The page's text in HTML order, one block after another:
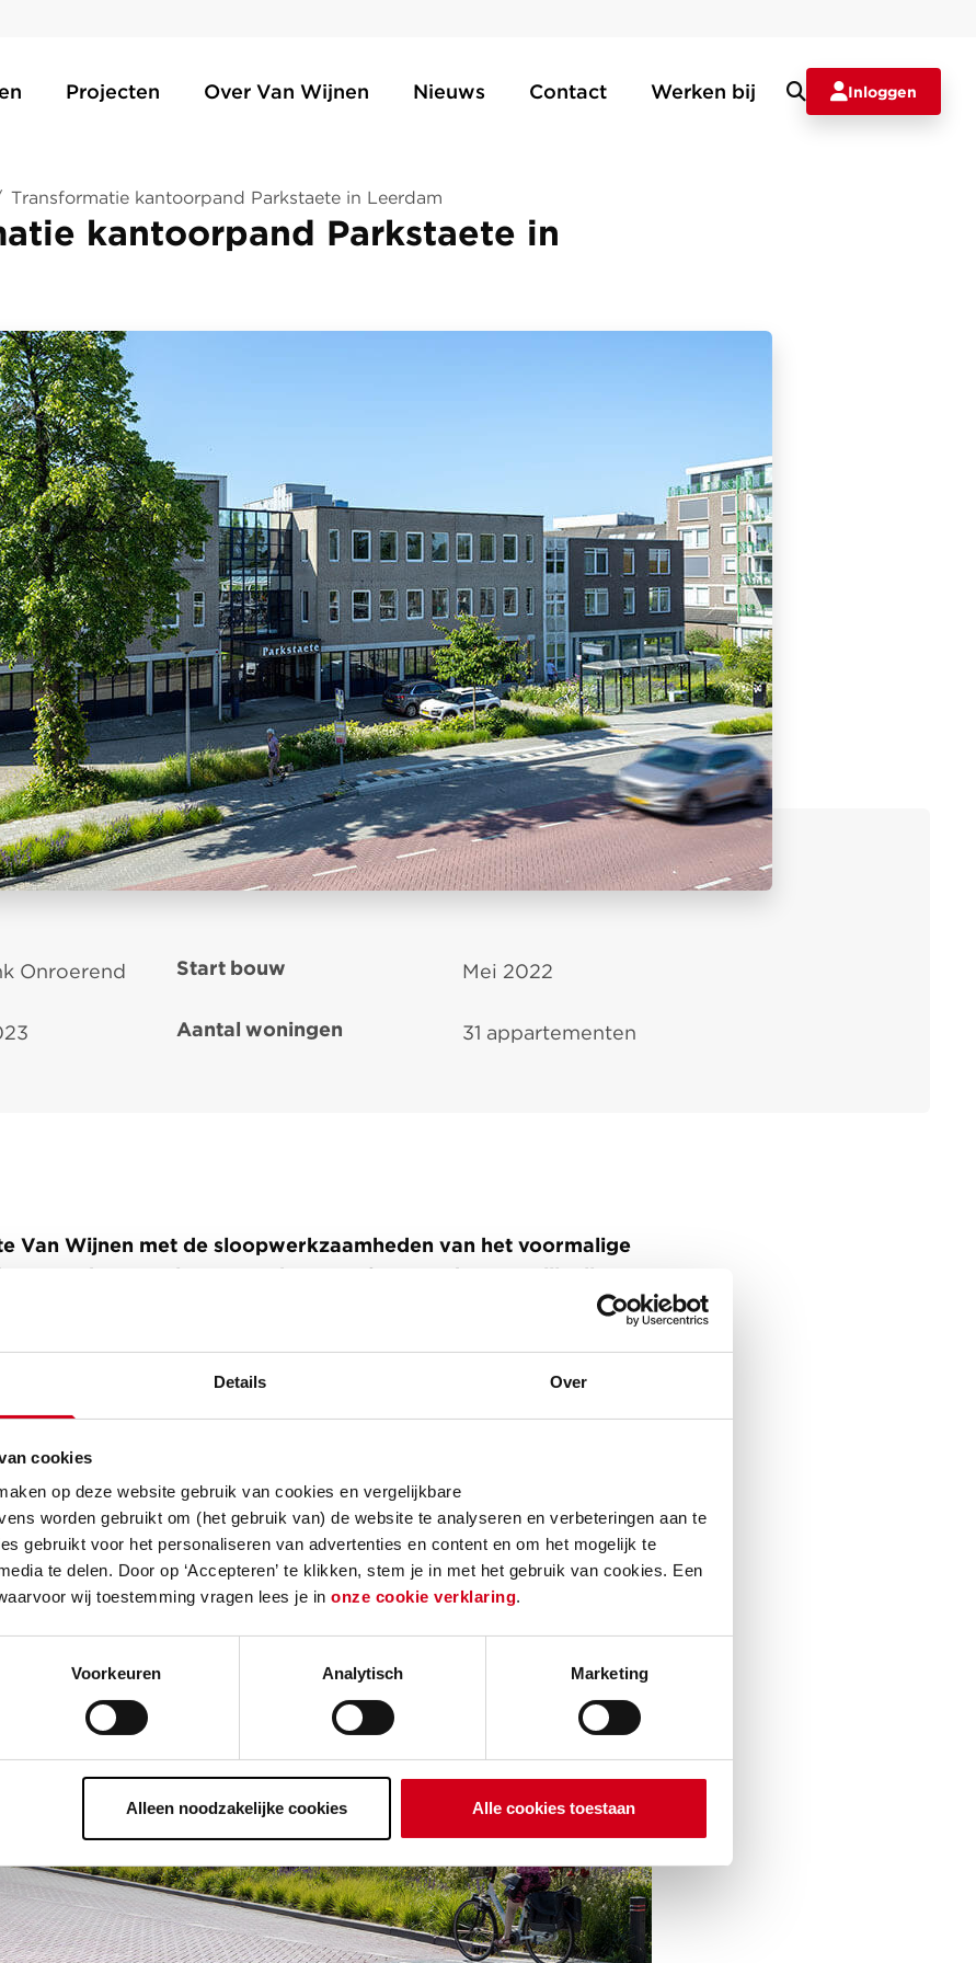
Details Over
cookies
op deze website gebruik van cookies en vergelijkbare
worden gebruikt om (het gebruik van) de website te analyseren en verbeteringen aan te
gebruikt voor het personaliseren van advertenties en content en om het mogelijk te
te delen. Door op ‘Accepteren’ te klikken, stem je in met het gebruik van cookies. Een
wij toestemming vragen lees je in onze cookie verklaring.
Voorkeuren Analytisch Marketing
Alleen noodzakelijke cookies Alle cookies toestaan
Projecten Over Van Wijnen Nieuws Contact Werken bij Inloggen
Transformatie kantoorpand Parkstaete in Leerdam
kantoorpand Parkstaete in
Onroerend
Start bouw Mei 2022
Aantal woningen 31 appartementen
Van Wijnen met de sloopwerkzaamheden van het voormalige
dat vervolgens werd getransformeerd tot 31 stijlvolle
bleven het casco, de gevel en de bestaande
en het verwarmingssysteem behouden en werden deze
voor de nieuwe woonfunctie van het gebouw. Van Wijnen zorgde
touch door de appartementen zelf in te richten.